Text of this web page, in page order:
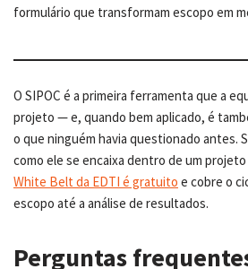
formulário que transformam escopo em
O SIPOC é a primeira ferramenta que a
projeto — e, quando bem aplicado, é
o que ninguém havia questionado antes.
como ele se encaixa dentro de um
White Belt da EDTI é gratuito e cobre o
escopo até a análise de resultados.
Perguntas